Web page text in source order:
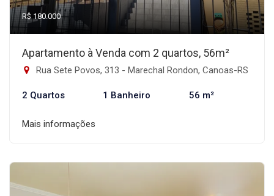
R$ 180.000
Apartamento à Venda com 2 quartos, 56m²
Rua Sete Povos, 313 - Marechal Rondon, Canoas-RS
2 Quartos 1 Banheiro 56 m²
Mais informações